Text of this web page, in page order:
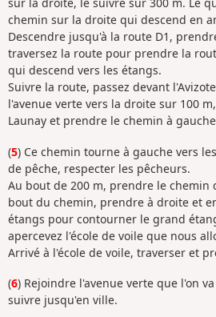
sur la droite, le suivre sur 300 m. Le
chemin sur la droite qui descend en
Descendre jusqu'à la route D1,
traversez la route pour prendre la
qui descend vers les étangs.
Suivre la route, passez devant
l'avenue verte vers la droite sur 100
Launay et prendre le chemin à
(5) Ce chemin tourne à gauche vers
de pêche, respecter les pêcheurs.
Au bout de 200 m, prendre le chemin
bout du chemin, prendre à droite et
étangs pour contourner le grand
apercevez l'école de voile que nous
Arrivé à l'école de voile, traverser et
(6) Rejoindre l'avenue verte que l'on
suivre jusqu'en ville.